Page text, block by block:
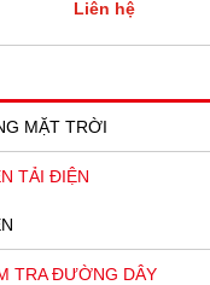
Liên hệ
MẶT TRỜI
TẢI ĐIỆN
TRA ĐƯỜNG DÂY